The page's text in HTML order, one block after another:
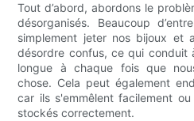
Tout d’abord, abordons le
désorganisés. Beaucoup
simplement jeter nos bijoux et
désordre confus, ce qui conduit
longue à chaque fois que
chose. Cela peut également
car ils s'emmêlent facilement
stockés correctement.